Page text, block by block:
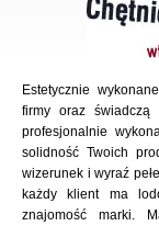
Estetycznie
firmy oraz
profesjonalnie
solidność Twoich
wizerunek i wyraź
każdy klient ma
znajomość marki.